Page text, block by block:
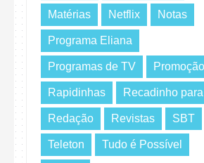
Matérias Netflix Notas
Programa Eliana
Programas de TV Promoção
Rapidinhas Recadinho
Redação Revistas SBT
Teleton Tudo é Possível